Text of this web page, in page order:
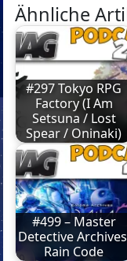
Ähnliche
#297 Tokyo RPG
Factory (I Am
Setsuna / Lost
Spear / Oninaki)
#499 – Master
Detective
Rain Code